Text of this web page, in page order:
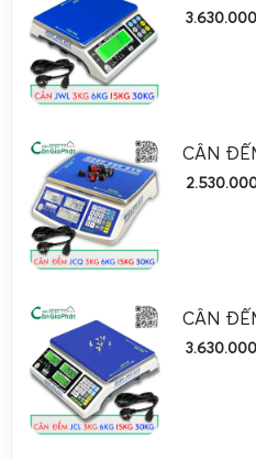
hoặc nguồn điện không ổn
phận cảm biến cũng gây
thống dây dẫn, đảm bảo
và thay thế linh kiện hư hỏng.
dụng để xác định chính xác
Cân Điện Tử Gia Phát
3.630.000
CÂN
CÂN
3.630.000